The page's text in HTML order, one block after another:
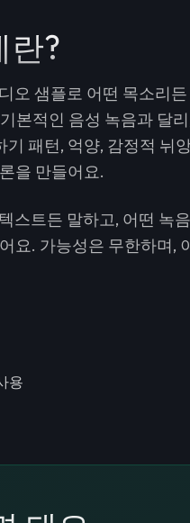
란?
오 샘플로 어떤 목소리
본적인 음성 녹음과 달
기 패턴, 억양, 감정적 뉘
을 만들어요.
스트든 말하고, 어떤 녹
요. 가능성은 무한하며,
용